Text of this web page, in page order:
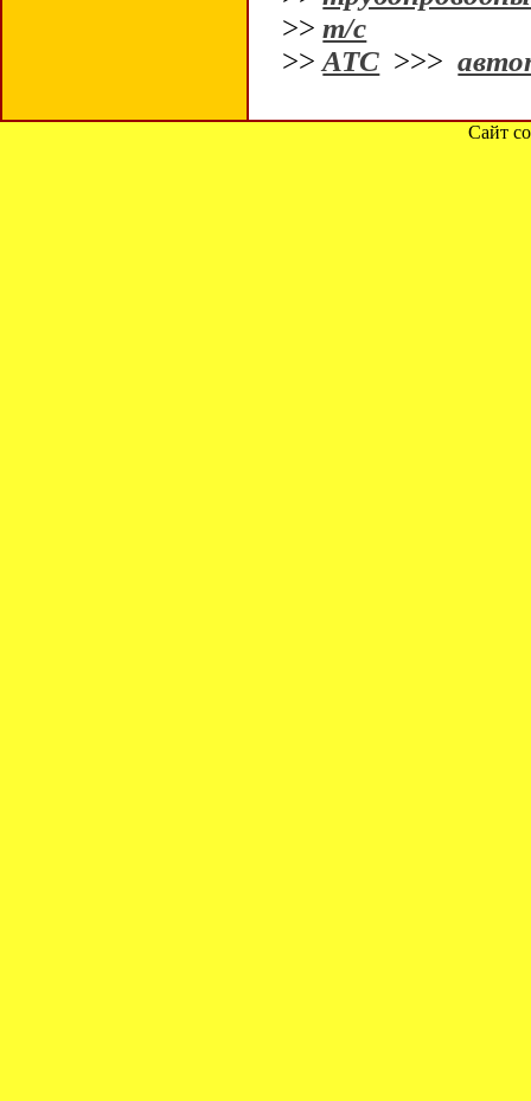
>>т/с
>>АТС >>>
Сайт